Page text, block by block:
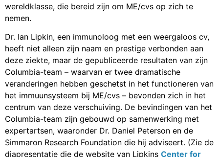
wereldklasse, die bereid zijn om ME/cvs op zich te
nemen.
Dr. Ian Lipkin, een immunoloog met een weergaloos cv,
heeft niet alleen zijn naam en prestige verbonden aan
deze ziekte, maar de gepubliceerde resultaten van zijn
Columbia-team – waarvan er twee dramatische
veranderingen hebben geschetst in het functioneren van
het immuunsysteem bij ME/cvs – bevonden zich in het
centrum van deze verschuiving. De bevindingen van het
Columbia-team zijn gebouwd op samenwerking met
expertartsen, waaronder Dr. Daniel Peterson en de
Simmaron Research Foundation die hij adviseert. (Zie de
diapresentatie die de website van Lipkins Center for